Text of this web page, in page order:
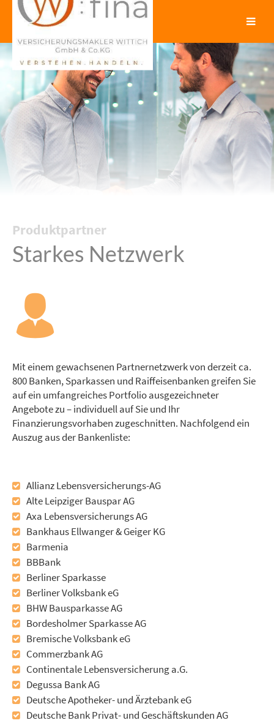
Produktpartner
Starkes Netzwerk
Mit einem gewachsenen Partnernetzwerk von derzeit ca.
800 Banken, Sparkassen und Raiffeisenbanken greifen Sie
auf ein umfangreiches Portfolio ausgezeichneter
Angebote zu – individuell auf Sie und Ihr
Finanzierungsvorhaben zugeschnitten. Nachfolgend ein
Auszug aus der Bankenliste:
Allianz Lebensversicherungs-AG
Alte Leipziger Bauspar AG
Axa Lebensversicherungs AG
Bankhaus Ellwanger & Geiger KG
Barmenia
BBBank
Berliner Sparkasse
Berliner Volksbank eG
BHW Bausparkasse AG
Bordesholmer Sparkasse AG
Bremische Volksbank eG
Commerzbank AG
Continentale Lebensversicherung a.G.
Degussa Bank AG
Deutsche Apotheker- und Ärztebank eG
Deutsche Bank Privat- und Geschäftskunden AG